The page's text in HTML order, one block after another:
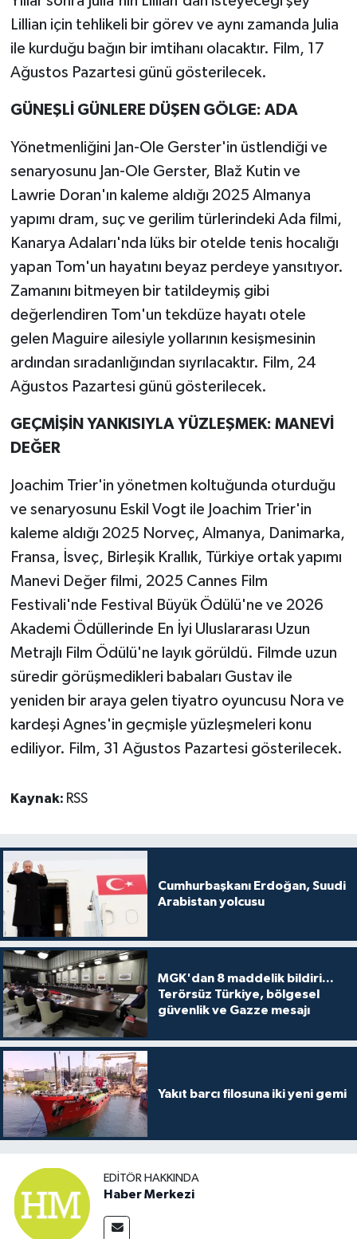
Lillian için tehlikeli bir görev ve aynı zamanda Julia
ile kurduğu bağın bir imtihanı olacaktır. Film, 17
Ağustos Pazartesi günü gösterilecek.
GÜNEŞLİ GÜNLERE DÜŞEN GÖLGE: ADA
Yönetmenliğini Jan-Ole Gerster'in üstlendiği ve
senaryosunu Jan-Ole Gerster, Blaž Kutin ve
Lawrie Doran'ın kaleme aldığı 2025 Almanya
yapımı dram, suç ve gerilim türlerindeki Ada filmi,
Kanarya Adaları'nda lüks bir otelde tenis hocalığı
yapan Tom'un hayatını beyaz perdeye yansıtıyor.
Zamanını bitmeyen bir tatildeymiş gibi
değerlendiren Tom'un tekdüze hayatı otele
gelen Maguire ailesiyle yollarının kesişmesinin
ardından sıradanlığından sıyrılacaktır. Film, 24
Ağustos Pazartesi günü gösterilecek.
GEÇMİŞİN YANKISIYLA YÜZLEŞMEK: MANEVİ
DEĞER
Joachim Trier'in yönetmen koltuğunda oturduğu
ve senaryosunu Eskil Vogt ile Joachim Trier'in
kaleme aldığı 2025 Norveç, Almanya, Danimarka,
Fransa, İsveç, Birleşik Krallık, Türkiye ortak yapımı
Manevi Değer filmi, 2025 Cannes Film
Festivali'nde Festival Büyük Ödülü'ne ve 2026
Akademi Ödüllerinde En İyi Uluslararası Uzun
Metrajlı Film Ödülü'ne layık görüldü. Filmde uzun
süredir görüşmedikleri babaları Gustav ile
yeniden bir araya gelen tiyatro oyuncusu Nora ve
kardeşi Agnes'in geçmişle yüzleşmeleri konu
ediliyor. Film, 31 Ağustos Pazartesi gösterilecek.
Kaynak: RSS
Cumhurbaşkanı Erdoğan, Suudi
Arabistan yolcusu
MGK'dan 8 maddelik bildiri...
Terörsüz Türkiye, bölgesel
güvenlik ve Gazze mesajı
Yakıt barcı filosuna iki yeni gemi
EDITÖR HAKKINDA
Haber Merkezi